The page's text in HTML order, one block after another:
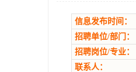
信息发布时间：
招聘单位/部门：
招聘岗位/专业：
联系人：